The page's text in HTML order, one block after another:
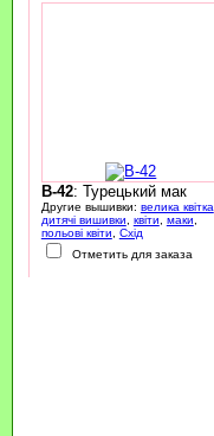
B-42: Турецький мак
Другие вышивки: велика квітка
дитячі вишивки
квіти маки
польові квіти
Схід
Отметить для заказа